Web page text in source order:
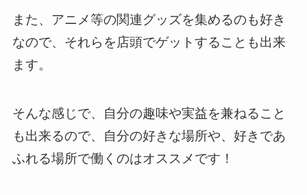
また、アニメ等の関連グッズを集めるのも好き
なので、それらを店頭でゲットすることも出来
ます。
そんな感じで、自分の趣味や実益を兼ねること
も出来るので、自分の好きな場所や、好きであ
ふれる場所で働くのはオススメです！